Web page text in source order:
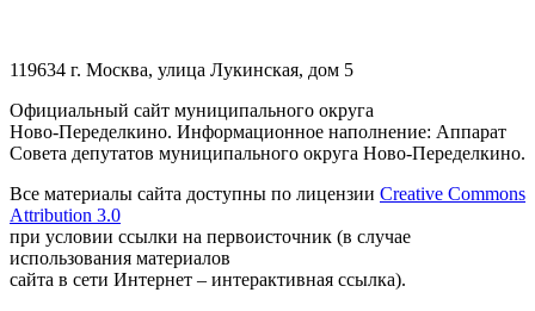
119634 г. Москва, улица Лукинская, дом 5
Официальный сайт муниципального округа
Ново-Переделкино. Информационное наполнение: Аппарат
Совета депутатов муниципального округа Ново-Переделкино.
Все материалы сайта доступны по лицензии Creative Commons
Attribution 3.0
при условии ссылки на первоисточник (в случае
использования материалов
сайта в сети Интернет – интерактивная ссылка).